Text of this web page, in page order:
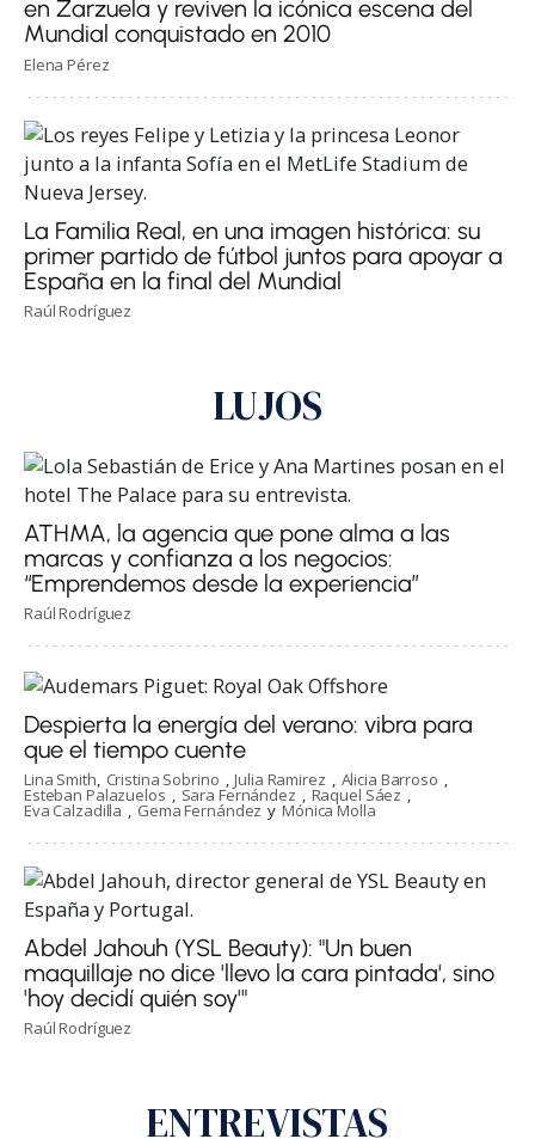
en Zarzuela y reviven la icónica escena del
Mundial conquistado en 2010
Elena Pérez
La Familia Real, en una imagen histórica: su
primer partido de fútbol juntos para apoyar a
España en la final del Mundial
Raúl Rodríguez
LUJOS
ATHMA, la agencia que pone alma a las
marcas y confianza a los negocios:
“Emprendemos desde la experiencia”
Raúl Rodríguez
Despierta la energía del verano: vibra para
que el tiempo cuente
Lina Smith Cristina Sobrino Julia Ramirez Alicia Barroso
Esteban Palazuelos Sara Fernández Raquel Sáez
Eva Calzadilla Gema Fernández Mónica Molla
Abdel Jahouh (YSL Beauty): "Un buen
maquillaje no dice 'llevo la cara pintada', sino
'hoy decidí quién soy'"
Raúl Rodríguez
ENTREVISTAS